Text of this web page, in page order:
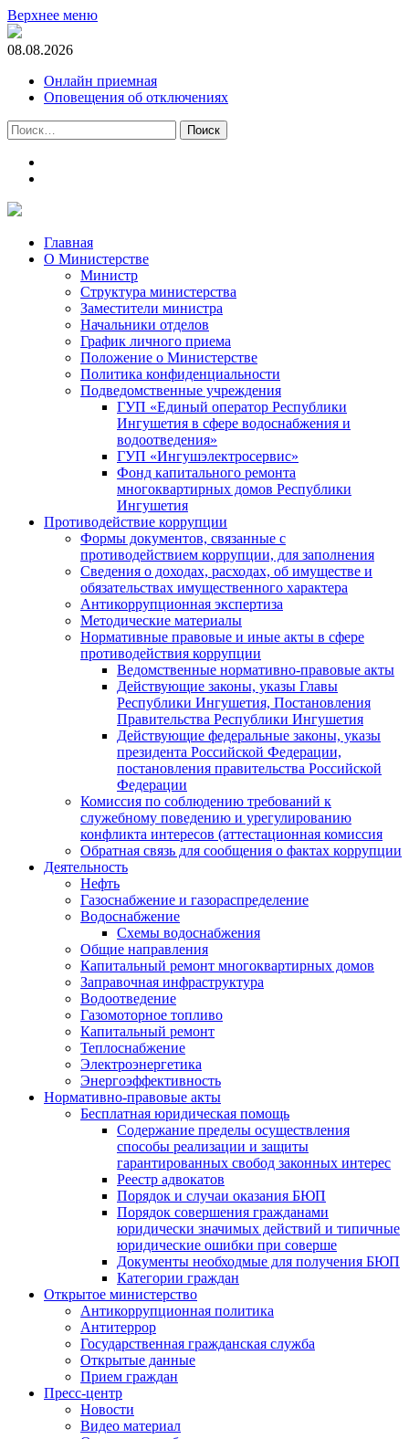
Верхнее меню
08.08.2026
Онлайн приемная
Оповещения об отключениях
Найти:
Главная
О Министерстве
Министр
Cтруктура министерства
Заместители министра
Начальники отделов
График личного приема
Положение о Министерстве
Политика конфиденциальности
Подведомственные учреждения
ГУП «Единый оператор Республики
Ингушетия в сфере водоснабжения и
водоотведения»
ГУП «Ингушэлектросервис»
Фонд капитального ремонта
многоквартирных домов Республики
Ингушетия
Противодействие коррупции
Формы документов, связанные с
противодействием коррупции, для заполнения
Сведения о доходах, расходах, об имуществе и
обязательствах имущественного характера
Антикоррупционная экспертиза
Методические материалы
Нормативные правовые и иные акты в сфере
противодействия коррупции
Ведомственные нормативно-правовые акты
Действующие законы, указы Главы
Республики Ингушетия, Постановления
Правительства Республики Ингушетия
Действующие федеральные законы, указы
президента Российской Федерации,
постановления правительства Российской
Федерации
Комиссия по соблюдению требований к
служебному поведению и урегулированию
конфликта интересов (аттестационная комиссия
Обратная связь для сообщения о фактах коррупции
Деятельность
Нефть
Газоснабжение и газораспределение
Водоснабжение
Схемы водоснабжения
Общие направления
Капитальный ремонт многоквартирных домов
Заправочная инфраструктура
Водоотведение
Газомоторное топливо
Капитальный ремонт
Теплоснабжение
Электроэнергетика
Энергоэффективность
Нормативно-правовые акты
Бесплатная юридическая помощь
Содержание пределы осуществления
способы реализации и защиты
гарантированных свобод законных интерес
Реестр адвокатов
Порядок и случаи оказания БЮП
Порядок совершения гражданами
юридически значимых действий и типичные
юридические ошибки при соверше
Документы необходмые для получения БЮП
Категории граждан
Открытое министерство
Антикоррупционная политика
Антитеррор
Государственная гражданская служба
Открытые данные
Прием граждан
Пресс-центр
Новости
Видео материал